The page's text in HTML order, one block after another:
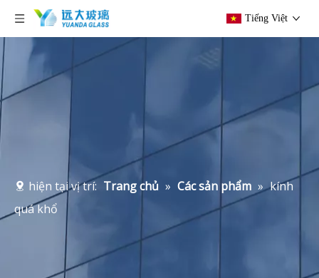
Tiếng Việt
hiện tại vị trí: Trang chủ » Các sản phẩm » kính
quá khổ